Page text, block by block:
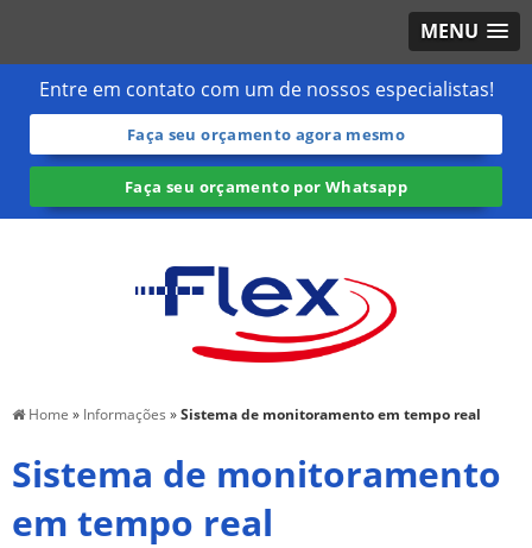
MENU
Entre em contato com um de nossos especialistas!
Faça seu orçamento agora mesmo
Faça seu orçamento por Whatsapp
Home » Informações »Sistema de monitoramento em tempo real
Sistema de monitoramento
em tempo real